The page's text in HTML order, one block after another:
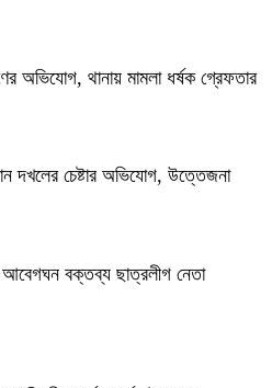
অভিযোগ, থানায় মামলা ধর্ষক গ্রেফতার
দখলের চেষ্টার অভিযোগ, উত্তেজনা
আবেগঘন বক্তব্য ছাত্রলীগ নেতা